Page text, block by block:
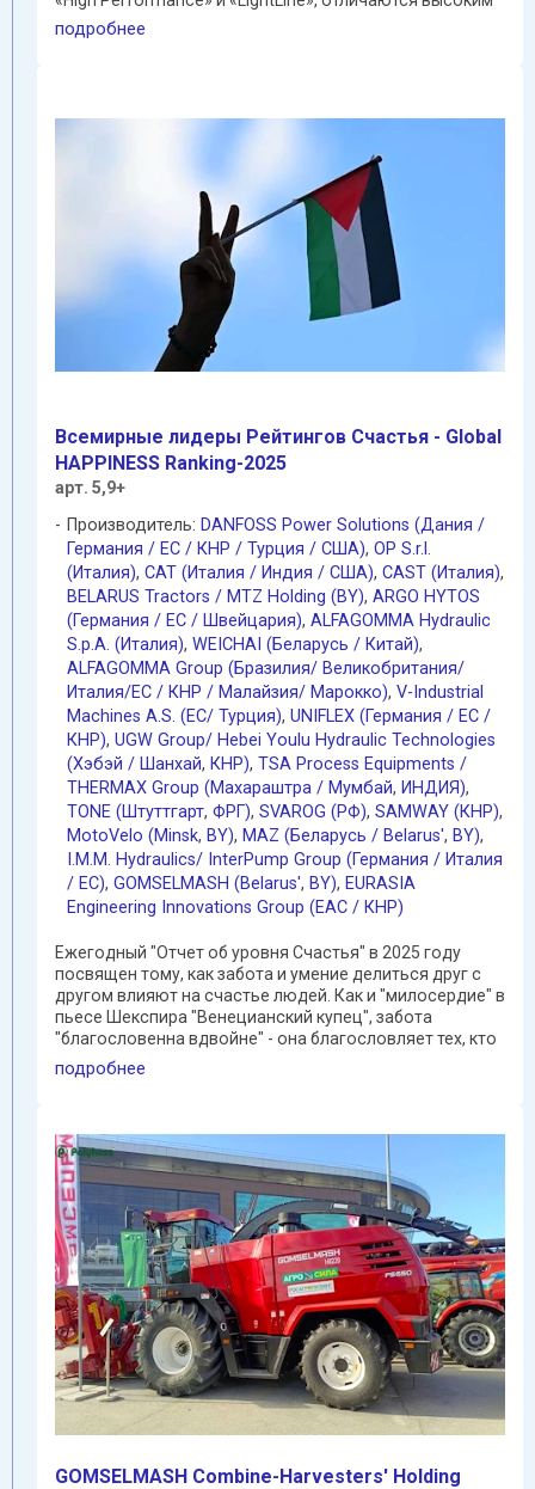
качеством ...
подробнее
Всемирные лидеры Pейтингов Cчастья - Global
HAPPINESS Ranking-2025
арт. 5,9+
Производитель: DANFOSS Power Solutions (Дания /
Германия / EC / КНР / Турция / США), OP S.r.l.
(Италия), CAT (Италия / Индия / США), CAST (Италия),
BELARUS Tractors / MTZ Holding (BY), ARGO HYTOS
(Германия / EC / Швейцария), ALFAGOMMA Hydraulic
S.p.A. (Италия), WEICHAI (Беларусь / Китай),
ALFAGOMMA Group (Бразилия/ Великобритания/
Италия/ЕС / КНР / Малайзия/ Марокко), V-Industrial
Machines A.S. (EC/ Турция), UNIFLEX (Германия / EC /
КНР), UGW Group/ Hebei Youlu Hydraulic Technologies
(Хэбэй / Шанхай, КНР), TSA Process Equipments /
THERMAX Group (Махараштра / Мумбай, ИНДИЯ),
TONE (Штуттгарт, ФРГ), SVAROG (РФ), SAMWAY (КНР),
MotoVelo (Minsk, BY), MAZ (Беларусь / Belarus', BY),
I.M.M. Hydraulics/ InterPump Group (Германия / Италия
/ ЕС), GOMSELMASH (Belarus', BY), EURASIA
Engineering Innovations Group (EAC / КНР)
Ежегодный "Отчет об уровня Счастья" в 2025 году
посвящен тому, как забота и умение делиться друг с
другом влияют на счастье людей. Как и "милосердие" в
пьесе Шекспира "Венецианский купец", забота
"благословенна вдвойне" - она благословляет тех, кто
...
подробнее
GOMSELMASH Combine-Harvesters' Holding